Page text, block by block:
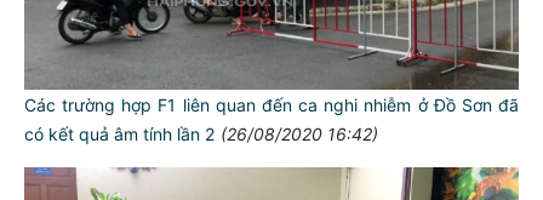
Các trường hợp F1 liên quan đến ca nghi nhiễm ở Đồ Sơn đã
có kết quả âm tính lần 2 (26/08/2020 16:42)